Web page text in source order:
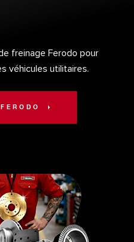
freinage Ferodo pour
véhicules utilitaires.